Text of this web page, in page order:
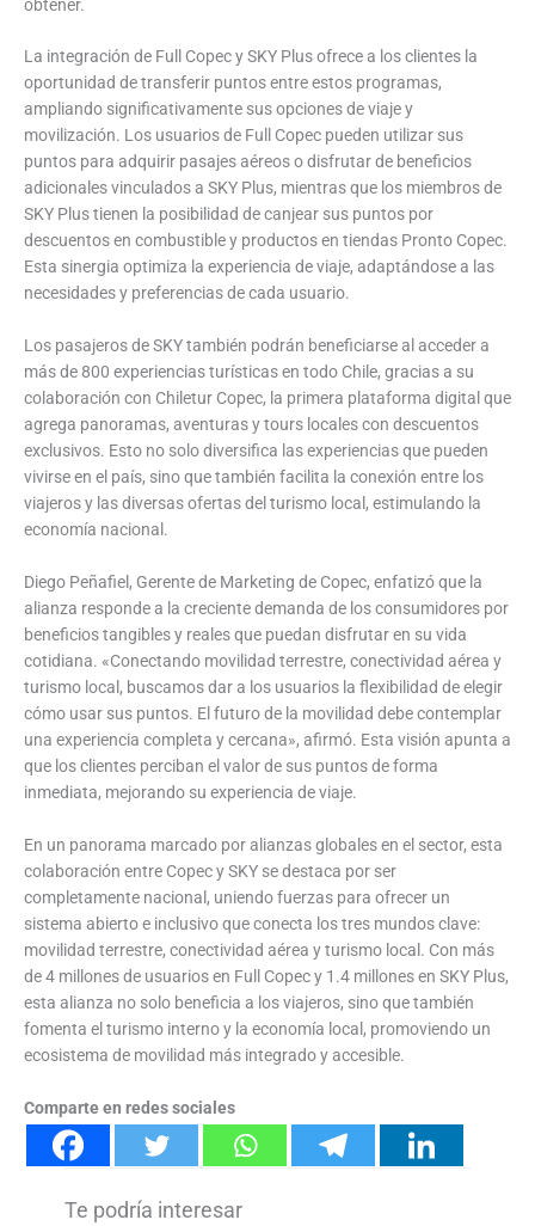
obtener.
La integración de Full Copec y SKY Plus ofrece a los clientes la
oportunidad de transferir puntos entre estos programas,
ampliando significativamente sus opciones de viaje y
movilización. Los usuarios de Full Copec pueden utilizar sus
puntos para adquirir pasajes aéreos o disfrutar de beneficios
adicionales vinculados a SKY Plus, mientras que los miembros de
SKY Plus tienen la posibilidad de canjear sus puntos por
descuentos en combustible y productos en tiendas Pronto Copec.
Esta sinergia optimiza la experiencia de viaje, adaptándose a las
necesidades y preferencias de cada usuario.
Los pasajeros de SKY también podrán beneficiarse al acceder a
más de 800 experiencias turísticas en todo Chile, gracias a su
colaboración con Chiletur Copec, la primera plataforma digital que
agrega panoramas, aventuras y tours locales con descuentos
exclusivos. Esto no solo diversifica las experiencias que pueden
vivirse en el país, sino que también facilita la conexión entre los
viajeros y las diversas ofertas del turismo local, estimulando la
economía nacional.
Diego Peñafiel, Gerente de Marketing de Copec, enfatizó que la
alianza responde a la creciente demanda de los consumidores por
beneficios tangibles y reales que puedan disfrutar en su vida
cotidiana. «Conectando movilidad terrestre, conectividad aérea y
turismo local, buscamos dar a los usuarios la flexibilidad de elegir
cómo usar sus puntos. El futuro de la movilidad debe contemplar
una experiencia completa y cercana», afirmó. Esta visión apunta a
que los clientes perciban el valor de sus puntos de forma
inmediata, mejorando su experiencia de viaje.
En un panorama marcado por alianzas globales en el sector, esta
colaboración entre Copec y SKY se destaca por ser
completamente nacional, uniendo fuerzas para ofrecer un
sistema abierto e inclusivo que conecta los tres mundos clave:
movilidad terrestre, conectividad aérea y turismo local. Con más
de 4 millones de usuarios en Full Copec y 1.4 millones en SKY Plus,
esta alianza no solo beneficia a los viajeros, sino que también
fomenta el turismo interno y la economía local, promoviendo un
ecosistema de movilidad más integrado y accesible.
Comparte en redes sociales